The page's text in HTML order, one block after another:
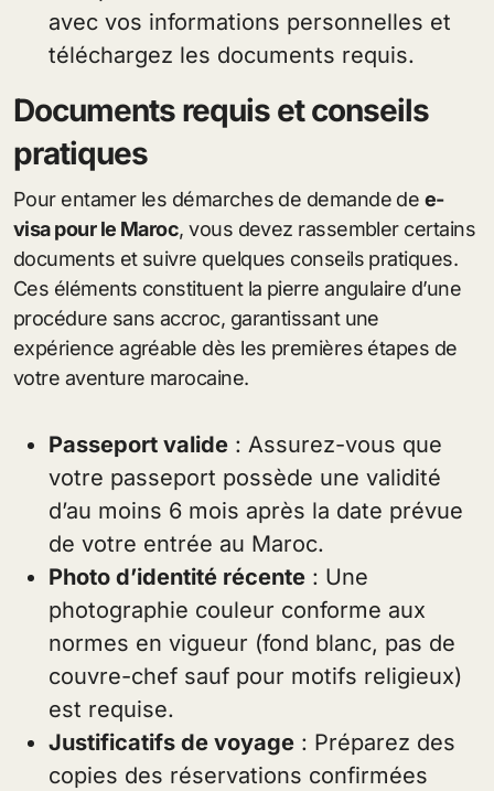
avec vos informations personnelles et
téléchargez les documents requis.
Documents requis et conseils
pratiques
Pour entamer les démarches de demande de e-
visa pour le Maroc, vous devez rassembler certains
documents et suivre quelques conseils pratiques.
Ces éléments constituent la pierre angulaire d’une
procédure sans accroc, garantissant une
expérience agréable dès les premières étapes de
votre aventure marocaine.
Passeport valide : Assurez-vous que
votre passeport possède une validité
d’au moins 6 mois après la date prévue
de votre entrée au Maroc.
Photo d’identité récente : Une
photographie couleur conforme aux
normes en vigueur (fond blanc, pas de
couvre-chef sauf pour motifs religieux)
est requise.
Justificatifs de voyage : Préparez des
copies des réservations confirmées